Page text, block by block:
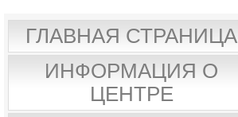
ГЛАВНАЯ СТРАНИЦА
ИНФОРМАЦИЯ О
ЦЕНТРЕ